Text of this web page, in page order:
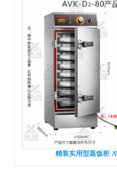
精装实用型蒸饭柜